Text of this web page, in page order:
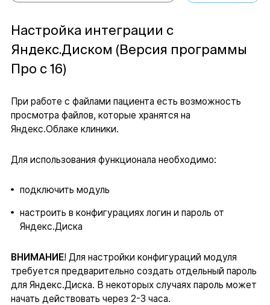
Настройка интеграции с
Яндекс.Диском (Версия программы
Про с 16)
При работе с файлами пациента есть возможность
просмотра файлов, которые хранятся на
Яндекс.Облаке клиники.
Для использования функционала необходимо:
подключить модуль
настроить в конфигурациях логин и пароль от
Яндекс.Диска
ВНИМАНИЕ! Для настройки конфигураций модуля
требуется предварительно создать отдельный пароль
для Яндекс.Диска. В некоторых случаях пароль может
начать действовать через 2-3 часа.